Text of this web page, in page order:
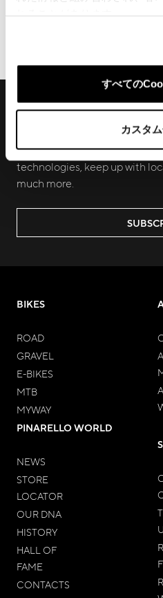
すべての
カスタ
RECEIVE
Join us to discover new
technologies, keep up with
much more.
BIKES
ROAD
GRAVEL
E-BIKES
MTB
MYWAY
PINARELLO WORLD
NEWS
STORE
LOCATOR
OUR DNA
HISTORY
HALL OF
FAME
CONTACTS